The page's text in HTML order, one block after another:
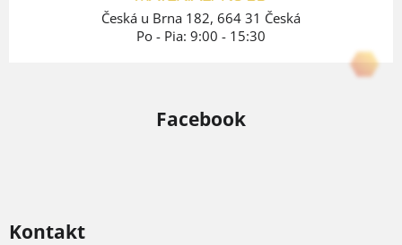
Kontakt
Česká u Brna 182, 664 31 Česká
Po - Pia: 9:00 - 15:30
Facebook